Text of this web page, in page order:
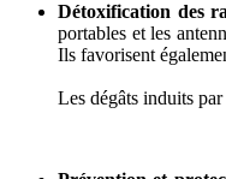
Détoxification des
portables et les
Ils favorisent
Les dégâts induits